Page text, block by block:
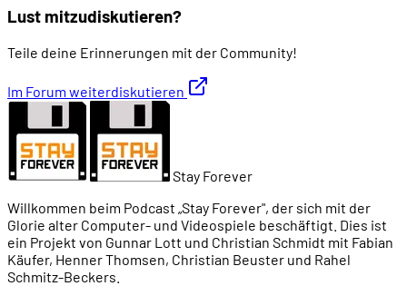
Lust mitzudiskutieren?
Teile deine Erinnerungen mit der Community!
Im Forum weiterdiskutieren
Stay Forever
Willkommen beim Podcast „Stay Forever", der sich mit der
Glorie alter Computer- und Videospiele beschäftigt. Dies ist
ein Projekt von Gunnar Lott und Christian Schmidt mit Fabian
Käufer, Henner Thomsen, Christian Beuster und Rahel
Schmitz-Beckers.